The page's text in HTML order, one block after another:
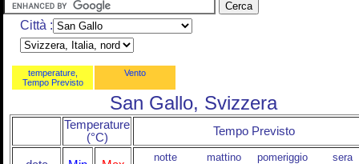
Città :
temperature,
Tempo Previsto
Vento
San Gallo, Svizzera
Temperature
(°C)
Tempo Previsto
notte mattino pomeriggio
sera